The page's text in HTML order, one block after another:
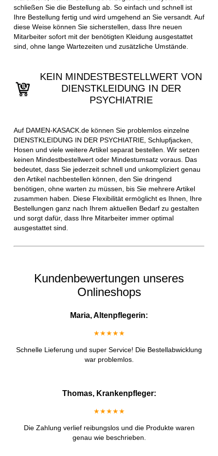
schließen Sie die Bestellung ab. So einfach und schnell ist
Ihre Bestellung fertig und wird umgehend an Sie versandt. Auf
diese Weise können Sie sicherstellen, dass Ihre neuen
Mitarbeiter sofort mit der benötigten Kleidung ausgestattet
sind, ohne lange Wartezeiten und zusätzliche Umstände.
KEIN MINDESTBESTELLWERT VON
DIENSTKLEIDUNG IN DER
PSYCHIATRIE
Auf DAMEN-KASACK.de können Sie problemlos einzelne
DIENSTKLEIDUNG IN DER PSYCHIATRIE, Schlupfjacken,
Hosen und viele weitere Artikel separat bestellen. Wir setzen
keinen Mindestbestellwert oder Mindestumsatz voraus. Das
bedeutet, dass Sie jederzeit schnell und unkompliziert genau
den Artikel nachbestellen können, den Sie dringend
benötigen, ohne warten zu müssen, bis Sie mehrere Artikel
zusammen haben. Diese Flexibilität ermöglicht es Ihnen, Ihre
Bestellungen ganz nach Ihrem aktuellen Bedarf zu gestalten
und sorgt dafür, dass Ihre Mitarbeiter immer optimal
ausgestattet sind.
Kundenbewertungen unseres
Onlineshops
Maria, Altenpflegerin:
★★★★★
Schnelle Lieferung und super Service! Die Bestellabwicklung
war problemlos.
Thomas, Krankenpfleger:
★★★★★
Die Zahlung verlief reibungslos und die Produkte waren
genau wie beschrieben.